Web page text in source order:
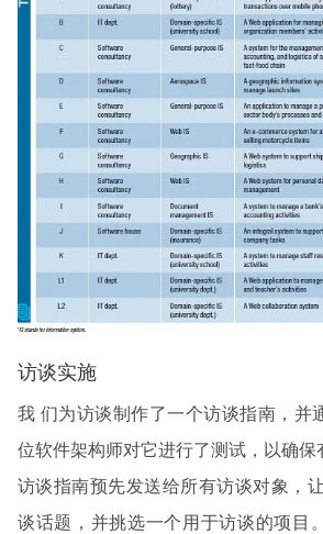
访谈实施
我 们为访谈制作了一个访谈指南，并
位软件架构师对它进行了测试，以确保
访谈指南预先发送给所有访谈对象，
谈话题，并挑选一个用于访谈的项目